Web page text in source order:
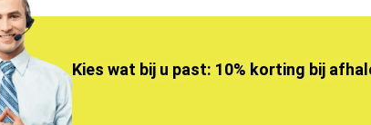
Kies wat bij u past: 10% korting bij